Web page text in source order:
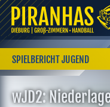
SPIELBERICHT JUGEND
wJD2: